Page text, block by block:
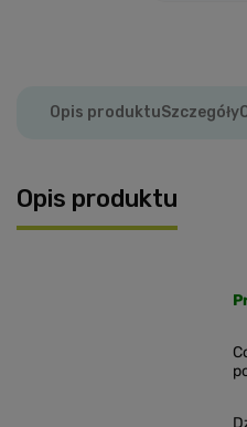
Opis produktuSzczegóły
Opis produktu